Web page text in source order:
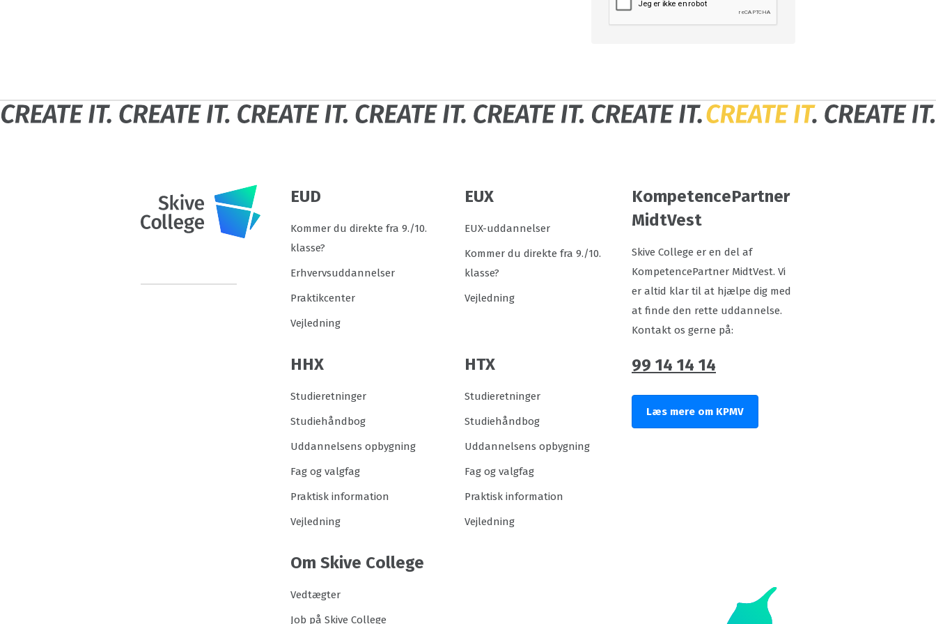
EUD
Kommer du direkte fra 9./10.
klasse?
Erhvervsuddannelser
Praktikcenter
Vejledning
EUX
EUX-uddannelser
Kommer du direkte fra 9./10.
klasse?
Vejledning
HHX
Studieretninger
Studiehåndbog
Uddannelsens opbygning
Fag og valgfag
Praktisk information
Vejledning
HTX
Studieretninger
Studiehåndbog
Uddannelsens opbygning
Fag og valgfag
Praktisk information
Vejledning
Om Skive College
Vedtægter
Job på Skive College
KompetencePartner
MidtVest
Skive College er en del af
KompetencePartner MidtVest. Vi
er altid klar til at hjælpe dig med
at finde den rette uddannelse.
Kontakt os gerne på:
99 14 14 14
Læs mere om KPMV